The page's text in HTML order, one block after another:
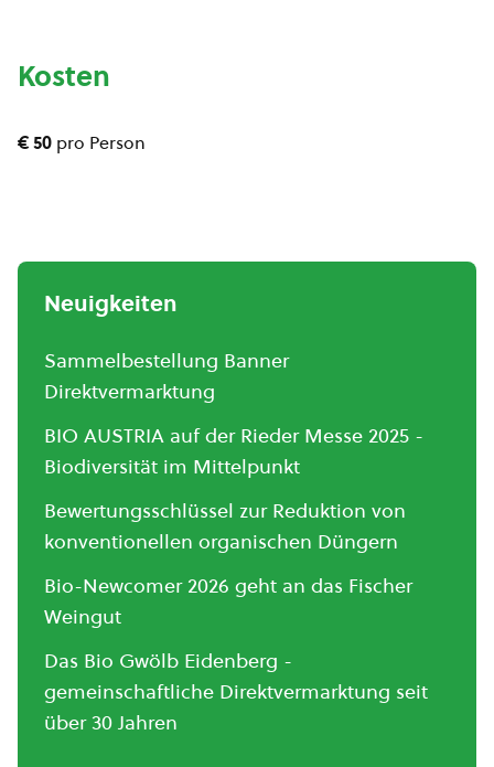
Kosten
€ 50 pro Person
Neuigkeiten
Sammelbestellung Banner
Direktvermarktung
BIO AUSTRIA auf der Rieder Messe 2025 -
Biodiversität im Mittelpunkt
Bewertungsschlüssel zur Reduktion von
konventionellen organischen Düngern
Bio-Newcomer 2026 geht an das Fischer
Weingut
Das Bio Gwölb Eidenberg -
gemeinschaftliche Direktvermarktung seit
über 30 Jahren